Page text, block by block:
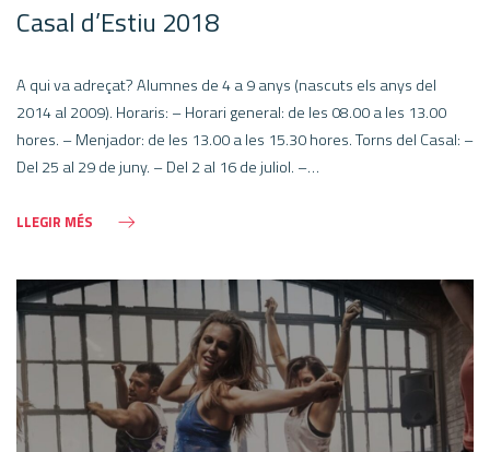
Casal d’Estiu 2018
A qui va adreçat? Alumnes de 4 a 9 anys (nascuts els anys del
2014 al 2009). Horaris: – Horari general: de les 08.00 a les 13.00
hores. – Menjador: de les 13.00 a les 15.30 hores. Torns del Casal: –
Del 25 al 29 de juny. – Del 2 al 16 de juliol. –…
LLEGIR MÉS